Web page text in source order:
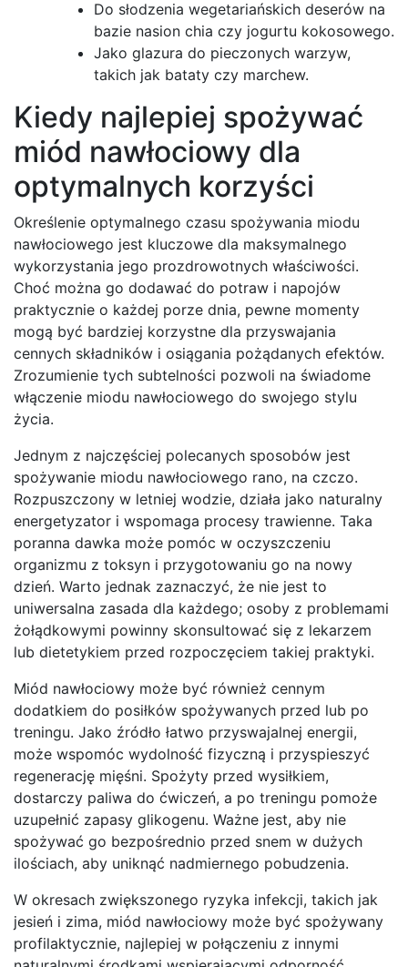
Do słodzenia wegetariańskich deserów na
bazie nasion chia czy jogurtu kokosowego.
Jako glazura do pieczonych warzyw,
takich jak bataty czy marchew.
Kiedy najlepiej spożywać
miód nawłociowy dla
optymalnych korzyści
Określenie optymalnego czasu spożywania miodu
nawłociowego jest kluczowe dla maksymalnego
wykorzystania jego prozdrowotnych właściwości.
Choć można go dodawać do potraw i napojów
praktycznie o każdej porze dnia, pewne momenty
mogą być bardziej korzystne dla przyswajania
cennych składników i osiągania pożądanych efektów.
Zrozumienie tych subtelności pozwoli na świadome
włączenie miodu nawłociowego do swojego stylu
życia.
Jednym z najczęściej polecanych sposobów jest
spożywanie miodu nawłociowego rano, na czczo.
Rozpuszczony w letniej wodzie, działa jako naturalny
energetyzator i wspomaga procesy trawienne. Taka
poranna dawka może pomóc w oczyszczeniu
organizmu z toksyn i przygotowaniu go na nowy
dzień. Warto jednak zaznaczyć, że nie jest to
uniwersalna zasada dla każdego; osoby z problemami
żołądkowymi powinny skonsultować się z lekarzem
lub dietetykiem przed rozpoczęciem takiej praktyki.
Miód nawłociowy może być również cennym
dodatkiem do posiłków spożywanych przed lub po
treningu. Jako źródło łatwo przyswajalnej energii,
może wspomóc wydolność fizyczną i przyspieszyć
regenerację mięśni. Spożyty przed wysiłkiem,
dostarczy paliwa do ćwiczeń, a po treningu pomoże
uzupełnić zapasy glikogenu. Ważne jest, aby nie
spożywać go bezpośrednio przed snem w dużych
ilościach, aby uniknąć nadmiernego pobudzenia.
W okresach zwiększonego ryzyka infekcji, takich jak
jesień i zima, miód nawłociowy może być spożywany
profilaktycznie, najlepiej w połączeniu z innymi